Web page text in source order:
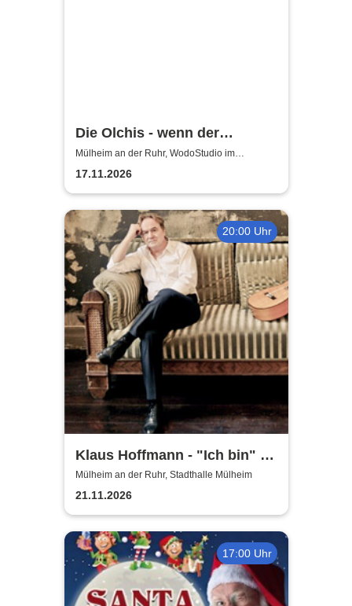
Die Olchis - wenn der
Babysitter kommt
Mülheim an der Ruhr, WodoStudio im
Ringlokschuppen Ruhr
17.11.2026
20:00 Uhr
Klaus Hoffmann - "Ich bin" -
Tour 2026
Mülheim an der Ruhr, Stadthalle Mülheim
21.11.2026
17:00 Uhr